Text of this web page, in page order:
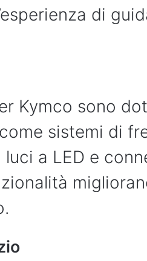
di
Kymco sono
sistemi di
a LED e